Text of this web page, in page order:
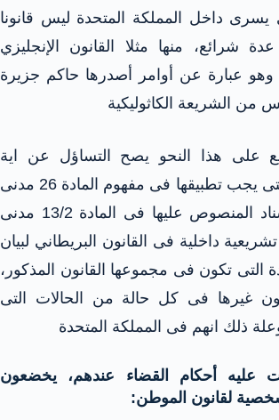
يسرى داخل المملكة المتحدة ليس قانونا
شرائع، منها مثلا القانون الإنجليزي
وهو عبارة عن أوامر أصدرها حاكم جزيرة
من الشريعة الكاثوليكية
على هذا النحو يصح التساؤل عن اية
شريعة منها، هى التى يجب تطبيقها فى مفهوم المادة 26 مدنى
المنصوص عليها فى المادة 13/2 مدنى
داخلية فى القانون البريطاني لبيان
التى تكون فى مجموعها القانون المذكور،
غيرها فى كل حالة من الحالات التى
ذلك انهم فى المملكة المتحدة
عليه أحكام القضاء عندهم، يخضعون
لقانون الموطن: